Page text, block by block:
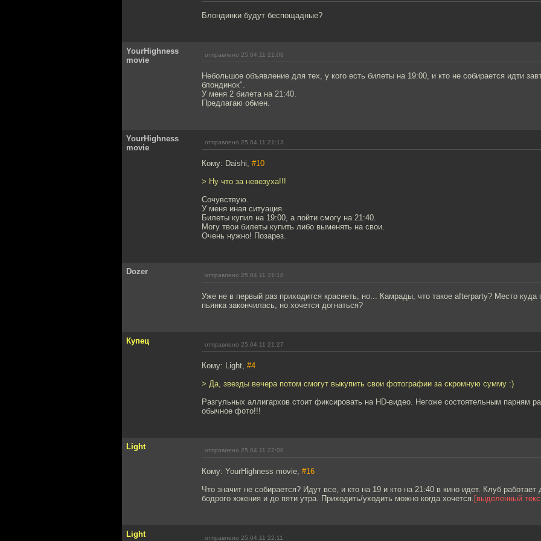
Блондинки будут беспощадные?
YourHighness
movie
отправлено 25.04.11 21:08
Небольшое объявление для тех, у кого есть билеты на 19:00, и кто не собирается идти
блондинок".
У меня 2 билета на 21:40.
Предлагаю обмен.
YourHighness
movie
отправлено 25.04.11 21:13
Кому: Daishi, #10
> Ну что за невезуха!!!
Сочувствую.
У меня иная ситуация.
Билеты купил на 19:00, а пойти смогу на 21:40.
Могу твои билеты купить либо выменять на свои.
Очень нужно! Позарез.
Dozer отправлено 25.04.11 21:18
Уже не в первый раз приходится краснеть, но... Камрады, что такое afterparty? Место куда
пьянка закончилась, но хочется догнаться?
Купец отправлено 25.04.11 21:27
Кому: Light, #4
> Да, звезды вечера потом смогут выкупить свои фотографии за скромную сумму :)
Разгульных аллигархов стоит фиксировать на HD-видео. Негоже состоятельным парням
обычное фото!!!
Light отправлено 25.04.11 22:00
Кому: YourHighness movie, #16
Что значит не собирается? Идут все, и кто на 19 и кто на 21:40 в кино идет. Клуб работает
бодрого жжения и до пяти утра. Приходить/уходить можно когда хочется. [выделенный
Light отправлено 25.04.11 22:11